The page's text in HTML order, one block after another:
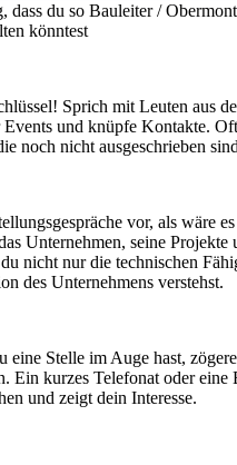
dass du so Bauleiter /
könntest
Sprich mit Leuten aus
Events und knüpfe Kontakte.
noch nicht ausgeschrieben
vor, als wäre
Unternehmen, seine Projekte
nicht nur die technischen
des Unternehmens verstehst.
eine Stelle im Auge hast,
Ein kurzes Telefonat oder
und zeigt dein Interesse.